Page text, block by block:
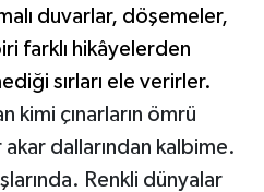
duvarlar, döşemeler,
farklı hikâyelerden
sırları ele verirler.
kimi çınarların ömrü
akar dallarından kalbime.
Renkli dünyalar